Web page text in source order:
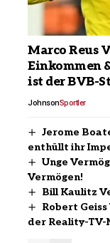
Marco Reus
Einkommen
ist der BVB-
JohnsonSportler
Jerome
enthüllt ihr
Unge
Vermögen!
Bill Kaulitz
Robert
der Reality-